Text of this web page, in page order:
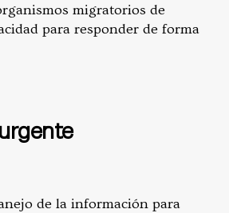
migratorios de
para responder de forma
de la información para